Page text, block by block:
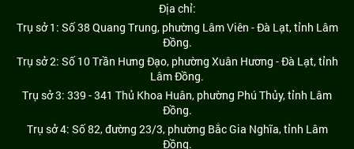
Địa chỉ:
Trụ sở 1: Số 38 Quang Trung, phường Lâm Viên - Đà Lạt, tỉnh Lâm
Đồng.
Trụ sở 2: Số 10 Trần Hưng Đạo, phường Xuân Hương - Đà Lạt, tỉnh
Lâm Đồng.
Trụ sở 3: 339 - 341 Thủ Khoa Huân, phường Phú Thủy, tỉnh Lâm
Đồng.
Trụ sở 4: Số 82, đường 23/3, phường Bắc Gia Nghĩa, tỉnh Lâm
Đồng.